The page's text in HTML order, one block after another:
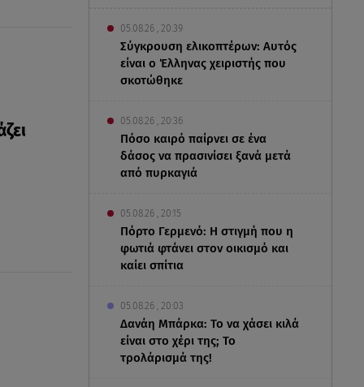
05.08.26 , 20:39
Σύγκρουση ελικοπτέρων: Αυτός
είναι ο Έλληνας χειριστής που
σκοτώθηκε
05.08.26 , 20:36
Πόσο καιρό παίρνει σε ένα
δάσος να πρασινίσει ξανά μετά
από πυρκαγιά
05.08.26 , 20:15
Πόρτο Γερμενό: Η στιγμή που η
φωτιά φτάνει στον οικισμό και
καίει σπίτια
05.08.26 , 20:03
Δανάη Μπάρκα: Το να χάσει κιλά
είναι στο χέρι της; Το
τρολάρισμά της!